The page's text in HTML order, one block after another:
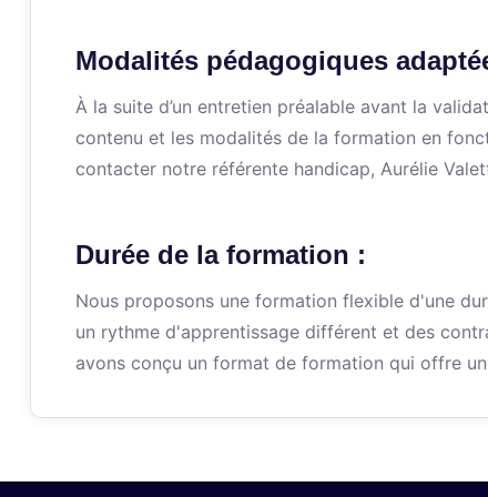
Modalités pédagogiques
À la suite d’un entretien préalable avant la
contenu et les modalités de la formation en
contacter notre référente handicap, Aurélie
Durée de la formation :
Nous proposons une formation flexible d'une
un rythme d'apprentissage différent et des
avons conçu un format de formation qui offre